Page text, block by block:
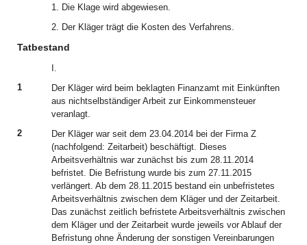
1. Die Klage wird abgewiesen.
2. Der Kläger trägt die Kosten des Verfahrens.
Tatbestand
I.
1
Der Kläger wird beim beklagten Finanzamt mit Einkünften
aus nichtselbständiger Arbeit zur Einkommensteuer
veranlagt.
2
Der Kläger war seit dem 23.04.2014 bei der Firma Z
(nachfolgend: Zeitarbeit) beschäftigt. Dieses
Arbeitsverhältnis war zunächst bis zum 28.11.2014
befristet. Die Befristung wurde bis zum 27.11.2015
verlängert. Ab dem 28.11.2015 bestand ein unbefristetes
Arbeitsverhältnis zwischen dem Kläger und der Zeitarbeit.
Das zunächst zeitlich befristete Arbeitsverhältnis zwischen
dem Kläger und der Zeitarbeit wurde jeweils vor Ablauf der
Befristung ohne Änderung der sonstigen Vereinbarungen